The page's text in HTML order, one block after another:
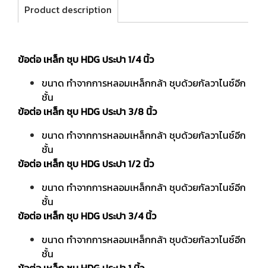
Product description
ข้อต่อ เหล็ก ชุบ HDG ประปา 1/4 นิ้ว
ขนาด ทำจากการหลอมเหล็กกล้า ชุบด้วยกัลวาไนซ์อีก
ชั้น
ข้อต่อ เหล็ก ชุบ HDG ประปา 3/8 นิ้ว
ขนาด ทำจากการหลอมเหล็กกล้า ชุบด้วยกัลวาไนซ์อีก
ชั้น
ข้อต่อ เหล็ก ชุบ HDG ประปา 1/2 นิ้ว
ขนาด ทำจากการหลอมเหล็กกล้า ชุบด้วยกัลวาไนซ์อีก
ชั้น
ข้อต่อ เหล็ก ชุบ HDG ประปา 3/4 นิ้ว
ขนาด ทำจากการหลอมเหล็กกล้า ชุบด้วยกัลวาไนซ์อีก
ชั้น